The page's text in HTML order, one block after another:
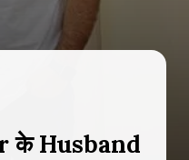
के Husband